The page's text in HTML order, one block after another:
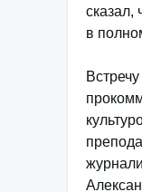
сказал,
в